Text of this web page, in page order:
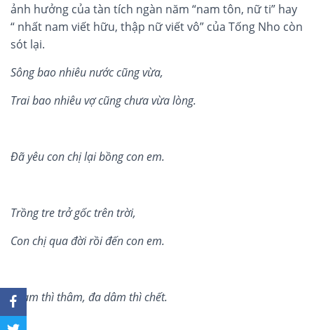
ảnh hưởng của tàn tích ngàn năm “nam tôn, nữ ti” hay
“ nhất nam viết hữu, thập nữ viết vô” của Tống Nho còn
sót lại.
Sông bao nhiêu nước cũng vừa,
Trai bao nhiêu vợ cũng chưa vừa lòng.
Đã yêu con chịlại bồng con em.
Trồng tre trở gốc trên trời,
Con chịquađời rồi đến con em.
Tham thì thâm, đa dâm thì chết.